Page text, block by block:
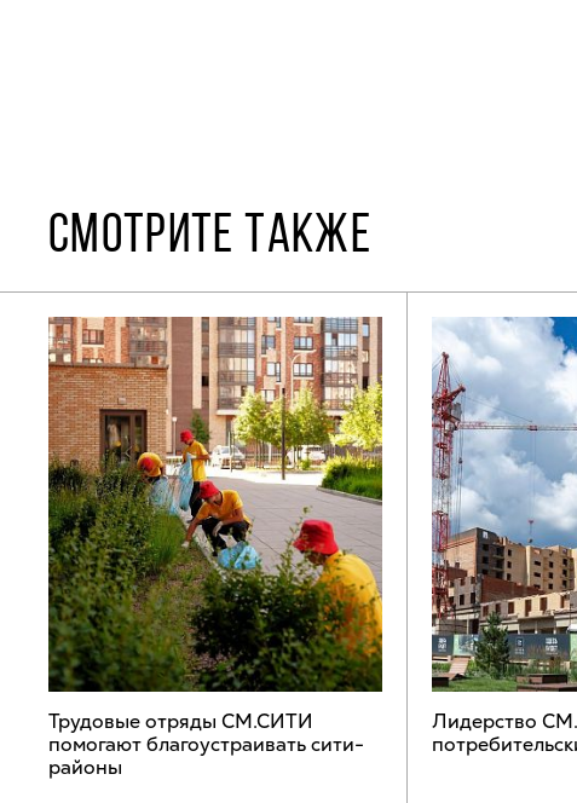
СМОТРИТЕ ТАКЖЕ
Трудовые отряды СМ.СИТИ
помогают благоустраивать сити-
районы
Лидерство